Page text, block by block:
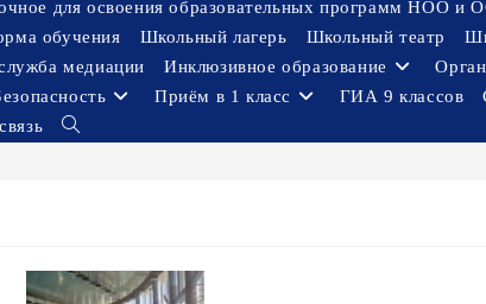
для освоения образовательных программ НОО и
обучения Школьный лагерь Школьный театр
медиации Инклюзивное образование
Приём в 1 класс ГИА 9 классов
Переключить